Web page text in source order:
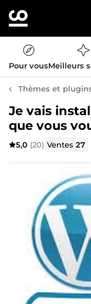
Pour vousMeilleurs
Thèmes et
Je vais
que vous
5,0 (20) Ventes27